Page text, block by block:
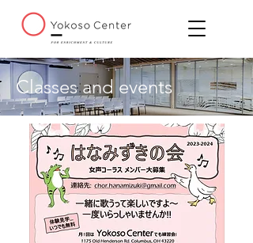
Classes and events